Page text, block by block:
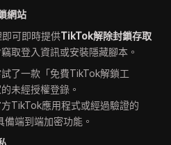
網站
可即時提供TikTok解除封鎖存取
取登入資訊或安裝隱藏腳本。
了一款「免費TikTok解鎖工
未經授權登錄。
TikTok應用程式或經過驗證的
備端到端加密功能。